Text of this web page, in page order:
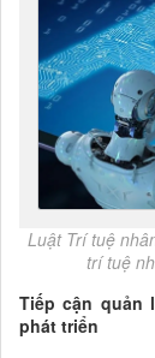
Luật Trí tuệ
trí tuệ
Tiếp cận quản
phát triển